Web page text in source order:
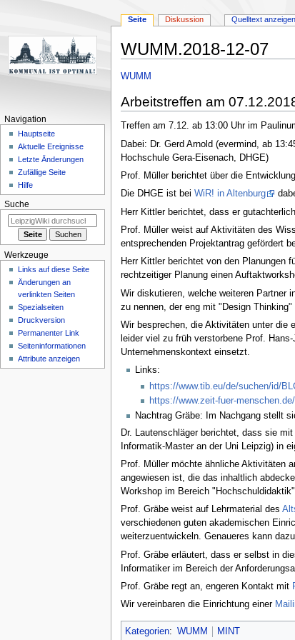
WUMM.2018-12-07
Zur
springen
Zur
springen
WUMM
Arbeitstreffen am
Treffen am 7.12. ab 13:00 Uhr im
Dabei: Dr. Gerd Arnold (evermind, ab
Hochschule Gera-Eisenach, DHGE)
Prof. Müller berichtet über die
Die DHGE ist bei WiR! in Altenburg
Herr Kittler berichtet, dass er
Prof. Müller weist auf Aktivitäten des
entsprechenden Projektantrag gefördert
Herr Kittler berichtet von den Planungen
rechtzeitiger Planung einen
Wir diskutieren, welche weiteren Partner
zu nennen, der eng mit "Design
Wir besprechen, die Aktivitäten unter die
leider viel zu früh verstorbene Prof.
Unternehmenskontext einsetzt.
Links:
https://www.tib.eu/de/suchen/id/
https://www.zeit-fuer-
Nachtrag Gräbe: Im Nachgang stellt
Dr. Lautenschläger berichtet, dass sie
Informatik-Master an der Uni Leipzig) in
Prof. Müller möchte ähnliche Aktivitäten
angewiesen ist, die das inhaltlich
Workshop im Bereich
Prof. Gräbe weist auf Lehrmaterial des
verschiedenen guten akademischen
weiterzuentwickeln. Genaueres kann
Prof. Gräbe erläutert, dass er selbst in
Informatiker im Bereich der
Prof. Gräbe regt an, engeren Kontakt mit
Wir vereinbaren die Einrichtung einer
Kategorien: WUMM MINT
Seite Diskussion Quelltext anzeigen
Navigation
Hauptseite
Aktuelle Ereignisse
Letzte Änderungen
Zufällige Seite
Hilfe
Suche
Werkzeuge
Links auf diese Seite
Änderungen an
verlinkten Seiten
Spezialseiten
Druckversion
Permanenter Link
Seiten­informationen
Attribute anzeigen